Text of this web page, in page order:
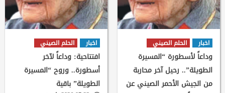
اخبار الحلم الصيني
وداعاً لأسطورة “المسيرة
الطويلة”.. رحيل آخر محاربة
من الجيش الأحمر الصيني عن
اخبار الحلم الصيني
افتتاحية: وداعاً لآخر
أسطورة.. وروح “المسيرة
الطويلة” باقية